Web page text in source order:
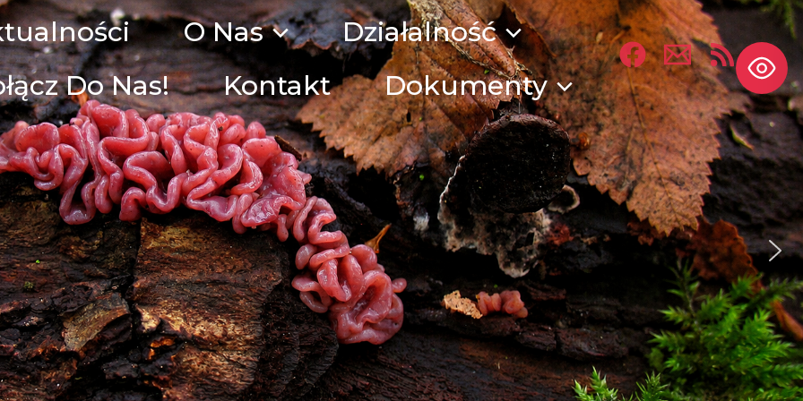
O Nas
Działalność
Do Nas!
Kontakt Dokumenty